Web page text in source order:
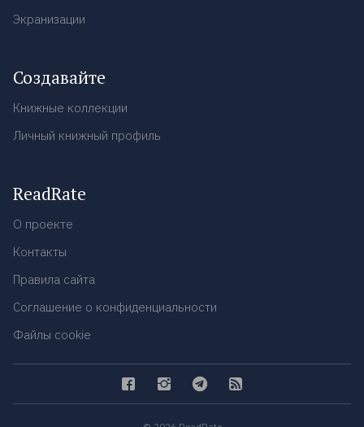
Экранизации
Создавайте
Книжные коллекции
Личный книжный профиль
ReadRate
О проекте
Контакты
Правила сайта
Соглашение о конфиденциальности
Файлы cookie